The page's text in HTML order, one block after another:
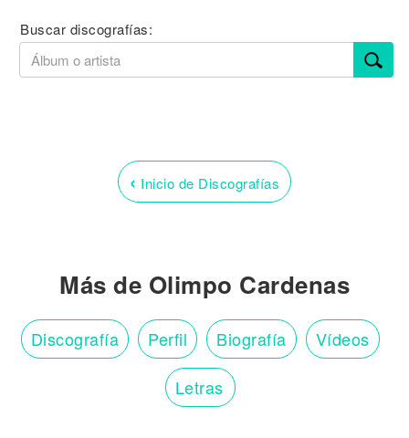
Buscar discografías:
‹ Inicio de Discografías
Más de Olimpo Cardenas
Discografía Perfil Biografía Vídeos
Letras